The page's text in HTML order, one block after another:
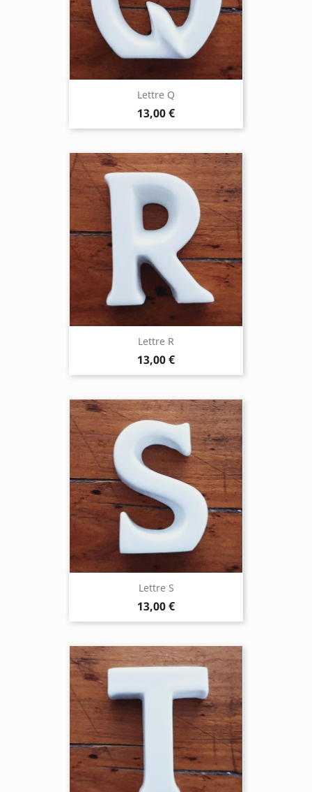
Lettre Q
13,00 €
Lettre R
13,00 €
Lettre S
13,00 €